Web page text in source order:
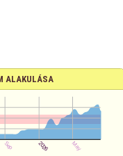
ALAKULÁSA